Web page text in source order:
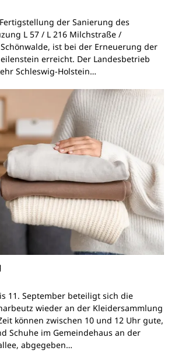
der Sanierung des
L 57 / L 216 Milchstraße /
ist bei der Erneuerung der
erreicht. Der Landesbetrieb
Schleswig-Holstein…
11. September beteiligt sich die
wieder an der Kleidersammlung
können zwischen 10 und 12 Uhr gute,
Schuhe im Gemeindehaus an der
abgegeben…